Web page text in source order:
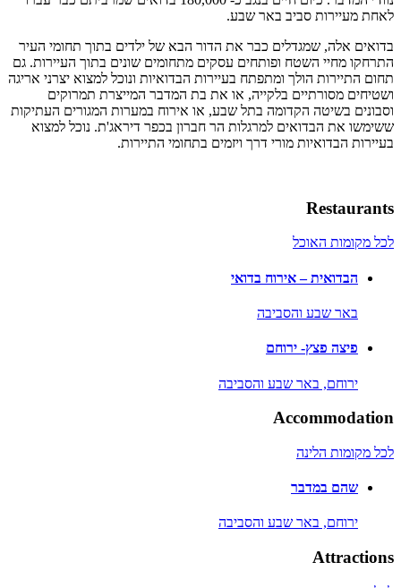
לאחת מעיירות סביב באר שבע.
בדואים אלה, שמגדלים כבר את הדור הבא של ילדים בתוך תחומי העיר
התרחקו מחיי השטח ופותחים עסקים מתחומים שונים בתוך העיירות. גם
תחום התיירות הולך ומתפתח בעיירות הבדואיות ונוכל למצוא יצרני אריגה
ושטיחים מסורתיים בלקייה, או את בת המדבר המייצרת תמרוקים
וסבונים בשיטה הקדומה בתל שבע, או אירוח במערות המגורים העתיקות
ששימשו את הבדואים למרגלות הר חברון בכפר דיראג'ת. נוכל למצוא
בעיירות הבדואיות מורי דרך ויזמים בתחומי התיירות.
Restaurants
לכל מקומות האוכל
הבדואית – אירוח בדואי
באר שבע והסביבה
פיצה פצץ- ירוחם
ירוחם, באר שבע והסביבה
Accommodation
לכל מקומות הלינה
שהם במדבר
ירוחם, באר שבע והסביבה
Attractions